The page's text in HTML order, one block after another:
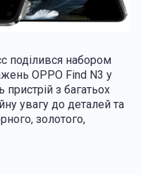
поділився набором
OPPO Find N3 у
пристрій з багатьох
увагу до деталей та
золотого,